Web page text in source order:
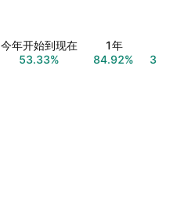
今年开始到现在
53.33%
1年
84.92%